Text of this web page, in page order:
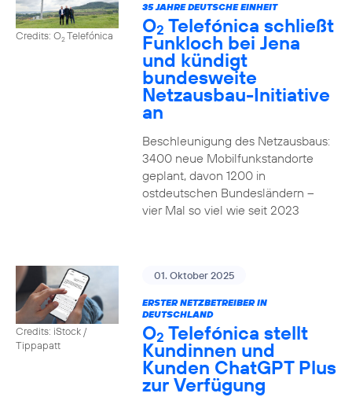
Credits: O2Telefónica
35 JAHRE DEUTSCHE EINHEIT
O2 Telefónica schließt
Funkloch bei Jena
und kündigt
bundesweite
Netzausbau-Initiative
an
Beschleunigung des Netzausbaus:
3400 neue Mobilfunkstandorte
geplant, davon 1200 in
ostdeutschen Bundesländern –
vier Mal so viel wie seit 2023
Credits: iStock /
Tippapatt
01. Oktober 2025
ERSTER NETZBETREIBER IN
DEUTSCHLAND
O2 Telefónica stellt
Kundinnen und
Kunden ChatGPT Plus
zur Verfügung